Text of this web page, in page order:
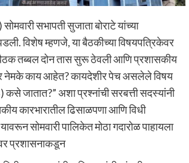
सभापती सुजाता बोराटे यांच्या
विशेष म्हणजे, या बैठकीच्या विषयपत्रिकेवर
बैठक तब्बल दोन तास सुरू ठेवली आणि प्रशासकीय
नेमके काय आहेत? कायदेशीर पेच असलेले विषय
जातात?” अशा प्रश्नांची सरबत्ती सदस्यांनी
कारभारातील ढिसाळपणा आणि विधी
सोमवारी पालिकेत मोठा गदारोळ पाहायला
प्रशासनाकडून